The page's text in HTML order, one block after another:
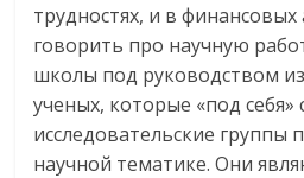
трудностях, и в финансовых
говорить про научную
школы под руководством
ученых, которые «под себя»
исследовательские группы
научной тематике. Они